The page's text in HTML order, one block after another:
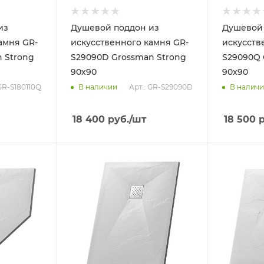
GR-
Strong
S180110Q
Душевой поддон из
искусственного камня GR-
S29090D Grossman Strong
90х90
В наличии Арт.: GR-S29090D
18 400 руб./шт
Душевой
90х90
В
18 500